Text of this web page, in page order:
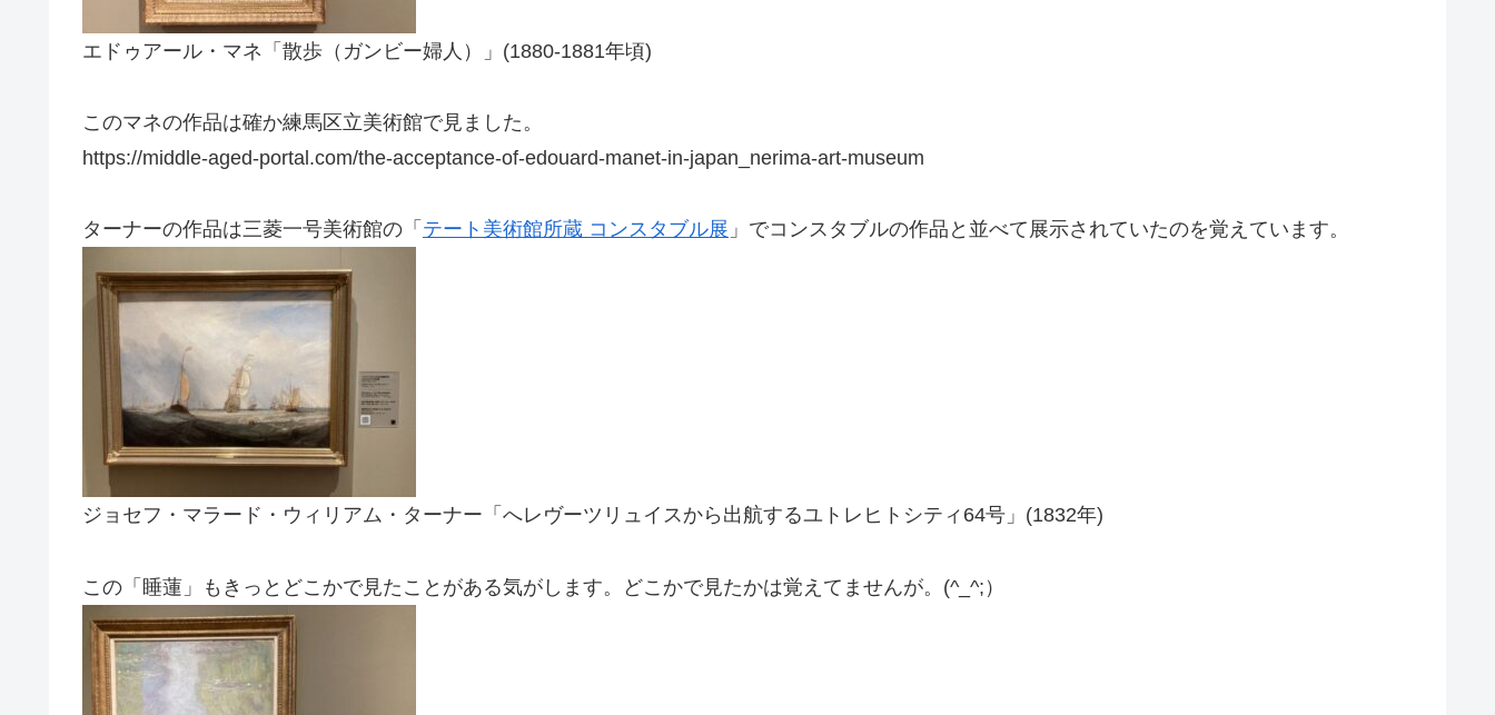
エドゥアール・マネ「散歩（ガンビー婦人）」(1880-1881年頃)
このマネの作品は確か練馬区立美術館で見ました。
https://middle-aged-portal.com/the-acceptance-of-edouard-manet-in-japan_nerima-art-museum
ターナーの作品は三菱一号美術館の「 テート美術館所蔵 コンスタブル展 」でコンスタブルの作品と並べて展示されていたのを覚えています。
ジョセフ・マラード・ウィリアム・ターナー「へレヴーツリュイスから出航するユトレヒトシティ64号」(1832年)
この「睡蓮」もきっとどこかで見たことがある気がします。どこかで見たかは覚えてませんが。(^_^;）